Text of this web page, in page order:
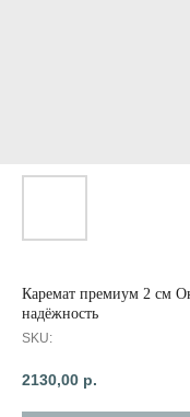
Каремат премиум 2 см
надёжность
SKU:
2130,00 р.